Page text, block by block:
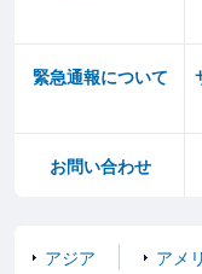
緊急通報について
お問い合わせ
アジア アメ